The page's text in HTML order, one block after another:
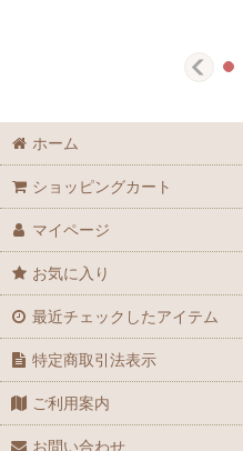
ホーム
ショッピングカート
マイページ
お気に入り
最近チェックしたアイテム
特定商取引法表示
ご利用案内
お問い合わせ